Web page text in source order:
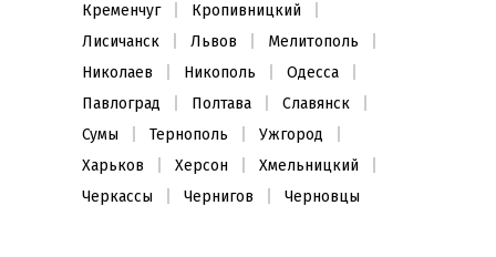
Кременчуг
Кропивницкий
Лисичанск
Львов
Мелитополь
Николаев
Никополь
Одесса
Павлоград
Полтава
Славянск
Сумы
Тернополь
Ужгород
Харьков
Херсон
Хмельницкий
Черкассы
Чернигов Черновцы